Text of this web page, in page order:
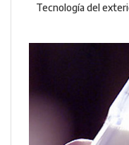
Tecnología del